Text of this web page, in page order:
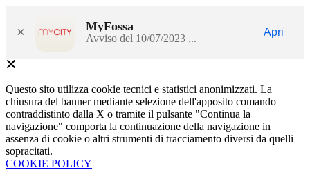
× MyFossa
Avviso del 10/07/2023 ...
Apri
Questo sito utilizza cookie tecnici e statistici anonimizzati. La
chiusura del banner mediante selezione dell'apposito comando
contraddistinto dalla X o tramite il pulsante "Continua la
navigazione" comporta la continuazione della navigazione in
assenza di cookie o altri strumenti di tracciamento diversi da quelli
sopracitati.
COOKIE POLICY